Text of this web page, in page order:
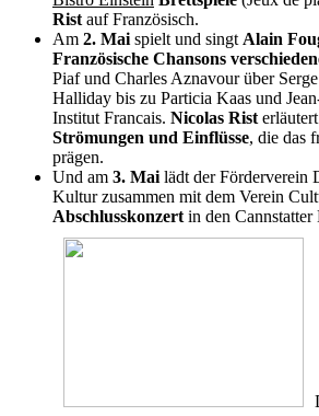
Rist auf Französisch.
Am 2. Mai spielt und singt Alain
Französische Chansons
Piaf und Charles Aznavour über
Halliday bis zu Particia Kaas und
Institut Francais. Nicolas Rist
Strömungen und Einflüsse, die das
prägen.
Und am 3. Mai lädt der Förderverein
Kultur zusammen mit dem Verein
Abschlusskonzert in den Cannstatter